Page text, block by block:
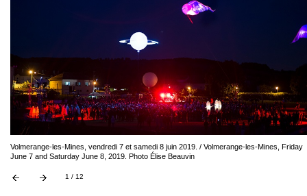
Volmerange-les-Mines, vendredi 7 et samedi 8 juin 2019. / Volmerange-les-Mines, Friday
June 7 and Saturday June 8, 2019. Photo Élise Beauvin
1 / 12